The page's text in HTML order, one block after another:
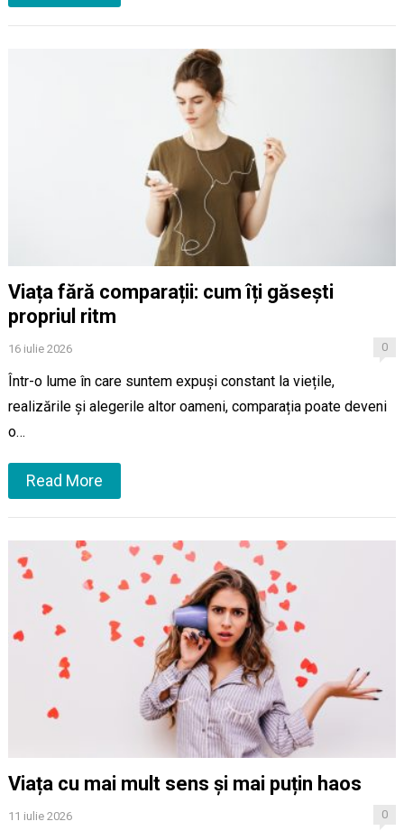
Viața fără comparații: cum îți găsești
propriul ritm
16 iulie 2026 0
Într-o lume în care suntem expuși constant la viețile,
realizările și alegerile altor oameni, comparația poate deveni
o…
Read More
Viața cu mai mult sens și mai puțin haos
11 iulie 2026 0